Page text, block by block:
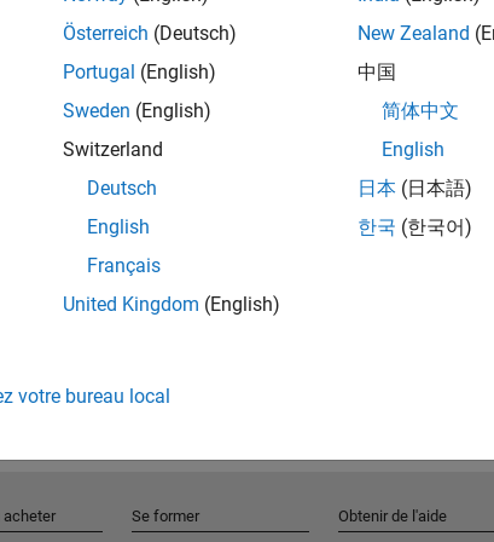
Rejoignez notre
Recevez des alertes pour
personnalisées, des
Österreich (Deutsch)
Portugal (English)
Sweden (English)
Switzerland
Deutsch
English
Français
United Kingdom (English)
New Zealand
中国
简体中文
English
日本 (日本語)
한국 (한국어)
votre bureau local
acheter Se former Obtenir de l'aide